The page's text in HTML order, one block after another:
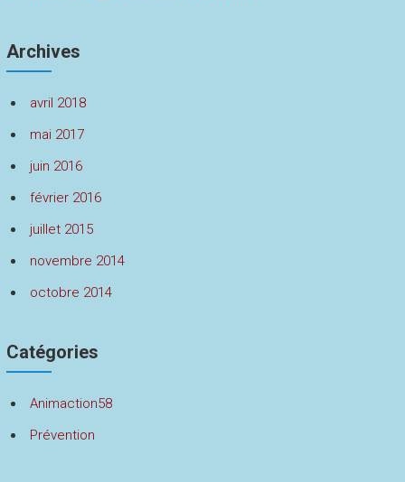
Archives
avril 2018
mai 2017
juin 2016
février 2016
juillet 2015
novembre 2014
octobre 2014
Catégories
Animaction58
Prévention